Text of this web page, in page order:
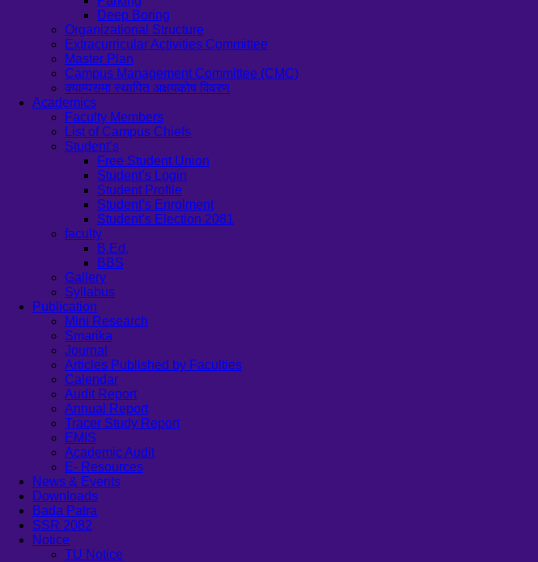
Deep Boring
Organizational Structure
Extracurricular Activities Committee
Master Plan
Campus Management Committee (CMC)
क्याम्पसमा स्थापित अक्षयकोष विवरण
Academics
Faculty Members
List of Campus Chiefs
Student’s
Free Student Union
Student’s Login
Student Profile
Student’s Enrolment
Student’s Election 2081
faculty
B.Ed.
BBS
Gallery
Syllabus
Publication
Mini Research
Smarika
Journal
Articles Published by Faculties
Calendar
Audit Report
Annual Report
Tracer Study Report
EMIS
Academic Audit
E- Resources
News & Events
Downloads
Bada Patra
SSR 2082
Notice
TU Notice